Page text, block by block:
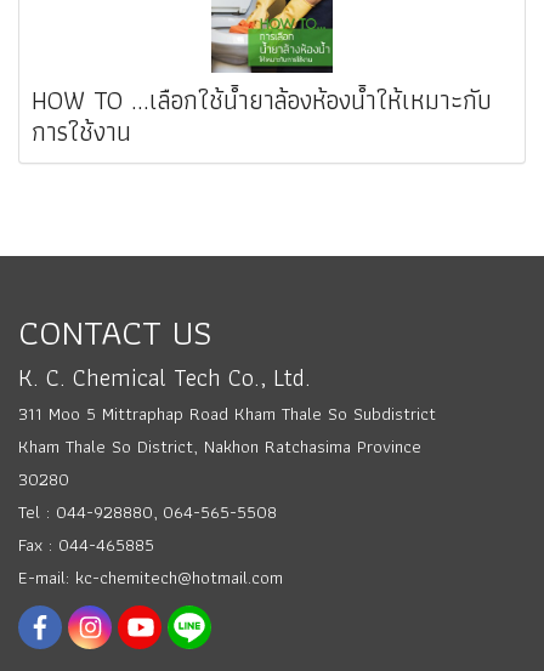
HOW TO ...เลือกใช้น้ำยาล้องห้องน้ำให้เหมาะกับ
การใช้งาน
CONTACT US
K. C. Chemical Tech Co., Ltd.
311 Moo 5 Mittraphap Road Kham Thale So Subdistrict
Kham Thale So District, Nakhon Ratchasima Province
30280
Tel : 044-928880, 064-565-5508
Fax : 044-465885
E-mail: kc-chemitech@hotmail.com